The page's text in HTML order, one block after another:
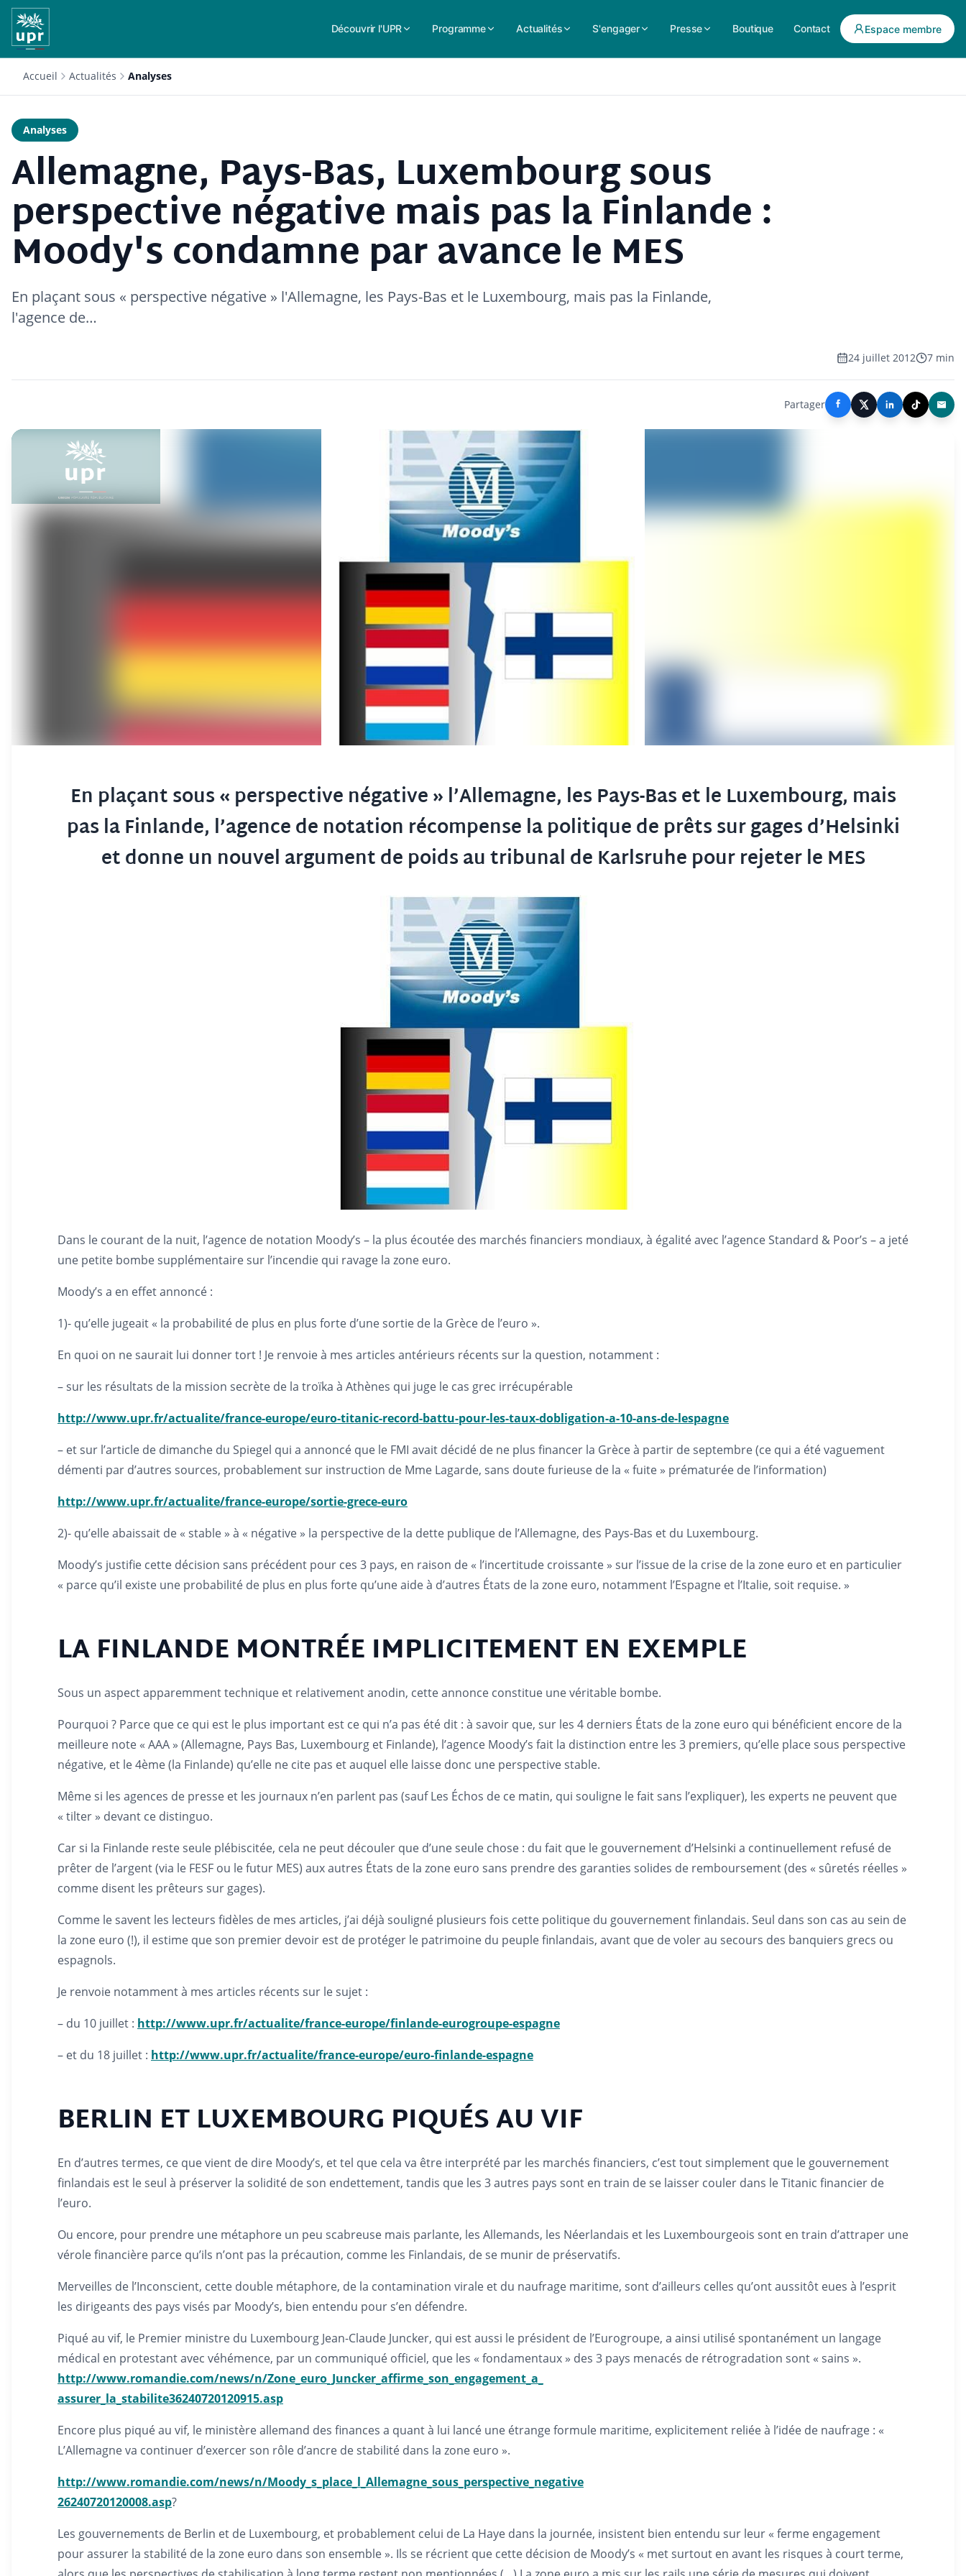
Découvrir l'UPR Programme Actualités S'engager Presse Boutique Contact Espace membre
Accueil Actualités Analyses
Analyses
Allemagne, Pays-Bas, Luxembourg sous
perspective négative mais pas la Finlande :
Moody's condamne par avance le MES
En plaçant sous « perspective négative » l'Allemagne, les Pays-Bas et le Luxembourg, mais pas la Finlande,
l'agence de…
24 juillet 2012 7 min
Partager
En plaçant sous « perspective négative » l’Allemagne, les Pays-Bas et le Luxembourg, mais
pas la Finlande, l’agence de notation récompense la politique de prêts sur gages d’Helsinki
et donne un nouvel argument de poids au tribunal de Karlsruhe pour rejeter le MES
Dans le courant de la nuit, l’agence de notation Moody’s – la plus écoutée des marchés financiers mondiaux, à égalité avec l’agence Standard & Poor’s – a jeté
une petite bombe supplémentaire sur l’incendie qui ravage la zone euro.
Moody’s a en effet annoncé :
1)- qu’elle jugeait « la probabilité de plus en plus forte d’une sortie de la Grèce de l’euro ».
En quoi on ne saurait lui donner tort ! Je renvoie à mes articles antérieurs récents sur la question, notamment :
– sur les résultats de la mission secrète de la troïka à Athènes qui juge le cas grec irrécupérable
http://www.upr.fr/actualite/france-europe/euro-titanic-record-battu-pour-les-taux-dobligation-a-10-ans-de-lespagne
– et sur l’article de dimanche du Spiegel qui a annoncé que le FMI avait décidé de ne plus financer la Grèce à partir de septembre (ce qui a été vaguement
démenti par d’autres sources, probablement sur instruction de Mme Lagarde, sans doute furieuse de la « fuite » prématurée de l’information)
http://www.upr.fr/actualite/france-europe/sortie-grece-euro
2)- qu’elle abaissait de « stable » à « négative » la perspective de la dette publique de l’Allemagne, des Pays-Bas et du Luxembourg.
Moody’s justifie cette décision sans précédent pour ces 3 pays, en raison de « l’incertitude croissante » sur l’issue de la crise de la zone euro et en particulier
« parce qu’il existe une probabilité de plus en plus forte qu’une aide à d’autres États de la zone euro, notamment l’Espagne et l’Italie, soit requise. »
LA FINLANDE MONTRÉE IMPLICITEMENT EN EXEMPLE
Sous un aspect apparemment technique et relativement anodin, cette annonce constitue une véritable bombe.
Pourquoi ? Parce que ce qui est le plus important est ce qui n’a pas été dit : à savoir que, sur les 4 derniers États de la zone euro qui bénéficient encore de la
meilleure note « AAA » (Allemagne, Pays Bas, Luxembourg et Finlande), l’agence Moody’s fait la distinction entre les 3 premiers, qu’elle place sous perspective
négative, et le 4ème (la Finlande) qu’elle ne cite pas et auquel elle laisse donc une perspective stable.
Même si les agences de presse et les journaux n’en parlent pas (sauf Les Échos de ce matin, qui souligne le fait sans l’expliquer), les experts ne peuvent que
« tilter » devant ce distinguo.
Car si la Finlande reste seule plébiscitée, cela ne peut découler que d’une seule chose : du fait que le gouvernement d’Helsinki a continuellement refusé de
prêter de l’argent (via le FESF ou le futur MES) aux autres États de la zone euro sans prendre des garanties solides de remboursement (des « sûretés réelles »
comme disent les prêteurs sur gages).
Comme le savent les lecteurs fidèles de mes articles, j’ai déjà souligné plusieurs fois cette politique du gouvernement finlandais. Seul dans son cas au sein de
la zone euro (!), il estime que son premier devoir est de protéger le patrimoine du peuple finlandais, avant que de voler au secours des banquiers grecs ou
espagnols.
Je renvoie notamment à mes articles récents sur le sujet :
– du 10 juillet : http://www.upr.fr/actualite/france-europe/finlande-eurogroupe-espagne
– et du 18 juillet : http://www.upr.fr/actualite/france-europe/euro-finlande-espagne
BERLIN ET LUXEMBOURG PIQUÉS AU VIF
En d’autres termes, ce que vient de dire Moody’s, et tel que cela va être interprété par les marchés financiers, c’est tout simplement que le gouvernement
finlandais est le seul à préserver la solidité de son endettement, tandis que les 3 autres pays sont en train de se laisser couler dans le Titanic financier de
l’euro.
Ou encore, pour prendre une métaphore un peu scabreuse mais parlante, les Allemands, les Néerlandais et les Luxembourgeois sont en train d’attraper une
vérole financière parce qu’ils n’ont pas la précaution, comme les Finlandais, de se munir de préservatifs.
Merveilles de l’Inconscient, cette double métaphore, de la contamination virale et du naufrage maritime, sont d’ailleurs celles qu’ont aussitôt eues à l’esprit
les dirigeants des pays visés par Moody’s, bien entendu pour s’en défendre.
Piqué au vif, le Premier ministre du Luxembourg Jean-Claude Juncker, qui est aussi le président de l’Eurogroupe, a ainsi utilisé spontanément un langage
médical en protestant avec véhémence, par un communiqué officiel, que les « fondamentaux » des 3 pays menacés de rétrogradation sont « sains ».
http://www.romandie.com/news/n/Zone_euro_Juncker_affirme_son_engagement_a_
assurer_la_stabilite36240720120915.asp
Encore plus piqué au vif, le ministère allemand des finances a quant à lui lancé une étrange formule maritime, explicitement reliée à l’idée de naufrage : «
L’Allemagne va continuer d’exercer son rôle d’ancre de stabilité dans la zone euro ».
http://www.romandie.com/news/n/Moody_s_place_l_Allemagne_sous_perspective_negative
26240720120008.asp?
Les gouvernements de Berlin et de Luxembourg, et probablement celui de La Haye dans la journée, insistent bien entendu sur leur « ferme engagement
pour assurer la stabilité de la zone euro dans son ensemble ». Ils se récrient que cette décision de Moody’s « met surtout en avant les risques à court terme,